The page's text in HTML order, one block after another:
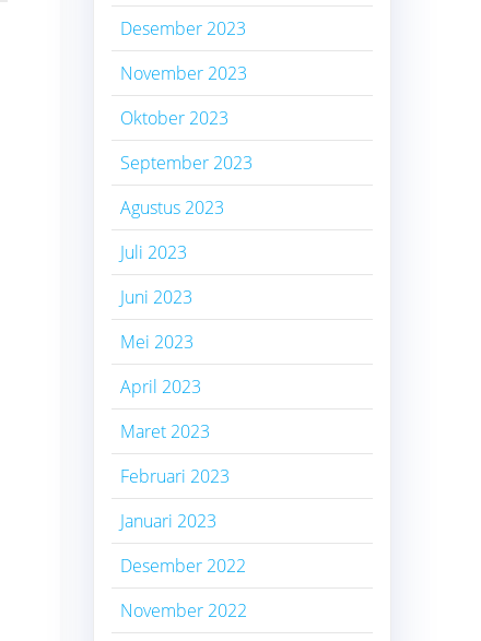
Desember 2023
November 2023
Oktober 2023
September 2023
Agustus 2023
Juli 2023
Juni 2023
Mei 2023
April 2023
Maret 2023
Februari 2023
Januari 2023
Desember 2022
November 2022